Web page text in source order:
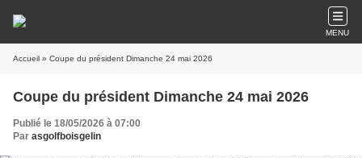
MENU
Accueil » Coupe du président Dimanche 24 mai 2026
Coupe du président Dimanche 24 mai 2026
Publié le 18/05/2026 à 07:00
Par asgolfboisgelin